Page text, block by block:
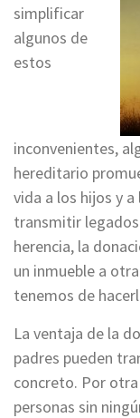
simplificar
algunos de
estos
inconvenientes,
hereditario
vida a los hijos y a
transmitir
herencia, la
un inmueble a
tenemos de
La ventaja de la
padres pueden
concreto. Por
personas sin